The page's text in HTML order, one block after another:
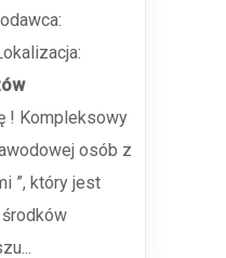
! Kompleksowy
osób z
”, który jest